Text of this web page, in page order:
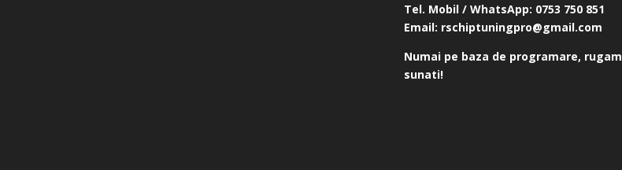
Tel. Mobil / WhatsApp: 0753 750 851
Email: rschiptuningpro@gmail.com
Numai pe baza de programare, rugam
sunati!